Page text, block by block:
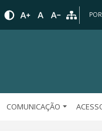
COMUNICAÇÃO